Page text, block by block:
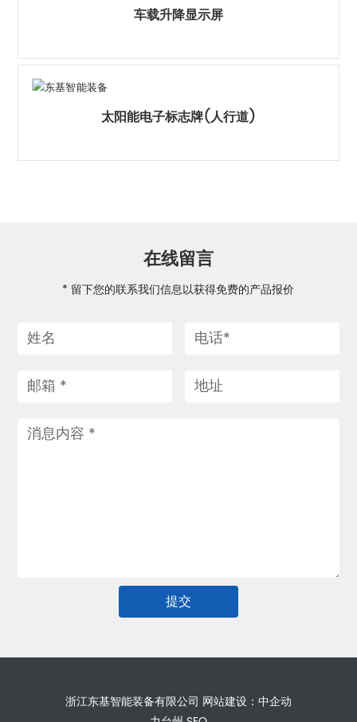
车载升降显示屏
太阳能电子标志牌(人行道)
在线留言
* 留下您的联系我们信息以获得免费的产品报价
提交
浙江东基智能装备有限公司 网站建设：中企动